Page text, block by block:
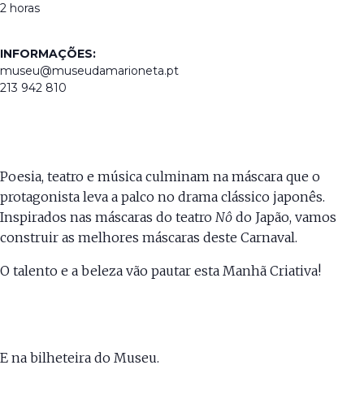
2 horas
INFORMAÇÕES:
museu@museudamarioneta.pt
213 942 810
Poesia, teatro e música culminam na máscara que o
protagonista leva a palco no drama clássico japonês.
Inspirados nas máscaras do teatro Nô do Japão, vamos
construir as melhores máscaras deste Carnaval.
O talento e a beleza vão pautar esta Manhã Criativa!
E na bilheteira do Museu.